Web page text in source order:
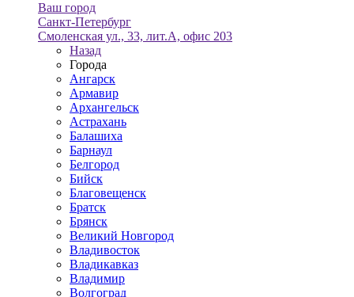
Ваш город
Санкт-Петербург
Смоленская ул., 33, лит.А, офис 203
Назад
Города
Ангарск
Армавир
Архангельск
Астрахань
Балашиха
Барнаул
Белгород
Бийск
Благовещенск
Братск
Брянск
Великий Новгород
Владивосток
Владикавказ
Владимир
Волгоград